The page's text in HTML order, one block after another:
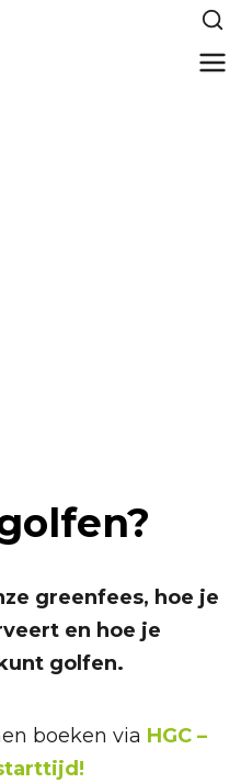
greenfees, hoe je
en hoe je
golfen.
boeken via HGC –